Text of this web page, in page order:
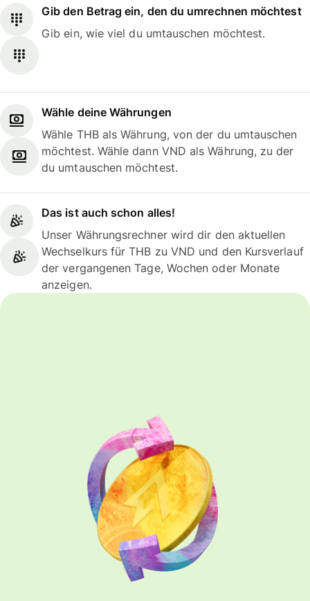
Gib den Betrag ein, den du umrechnen möchtest
Gib ein, wie viel du umtauschen möchtest.
Wähle deine Währungen
Wähle THB als Währung, von der du umtauschen
möchtest. Wähle dann VND als Währung, zu der
du umtauschen möchtest.
Das ist auch schon alles!
Unser Währungsrechner wird dir den aktuellen
Wechselkurs für THB zu VND und den Kursverlauf
der vergangenen Tage, Wochen oder Monate
anzeigen.